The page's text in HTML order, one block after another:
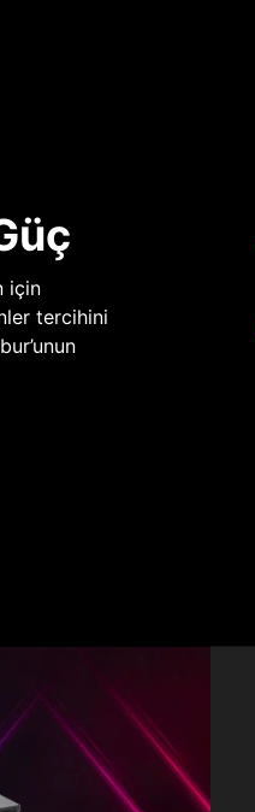
için
tercihini